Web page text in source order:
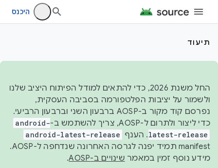
היכנס
תיעוד
החל משנת 2026, כדי להתאים למודל הפיתוח היציב שלנו
ולשמור על יציבות הפלטפורמה בסביבה העסקית,
נפרסם קוד מקור ב-AOSP ברבעון השני וברבעון הרביעי.
כדי ליצור ולתרום ל-AOSP, צריך להשתמש ב-
android-
latest-release. הענף android-latest-release
manifest תמיד יפנה לגרסה האחרונה שנדחפה ל-AOSP.
מידע נוסף זמין במאמר שינויים ב-AOSP .